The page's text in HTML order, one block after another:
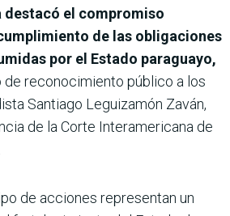
destacó el compromiso
de las obligaciones
por el Estado paraguayo,
de reconocimiento público a los
Santiago Leguizamón Zaván,
de la Corte Interamericana de
de acciones representan un